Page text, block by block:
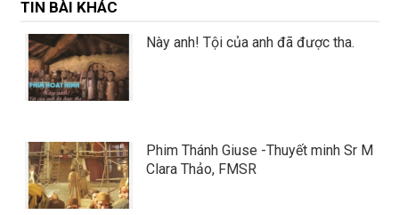
TIN BÀI KHÁC
Này anh! Tội của anh đã được tha.
Phim Thánh Giuse -Thuyết minh Sr M
Clara Thảo, FMSR